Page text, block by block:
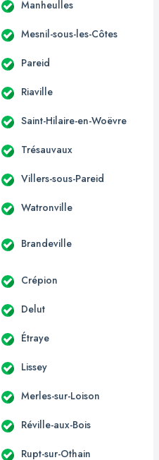
Manheulles
Mesnil-sous-les-Côtes
Pareid
Riaville
Saint-Hilaire-en-Woëvre
Trésauvaux
Villers-sous-Pareid
Watronville
Brandeville
Crépion
Delut
Étraye
Lissey
Merles-sur-Loison
Réville-aux-Bois
Rupt-sur-Othain